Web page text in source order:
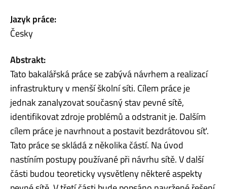
Jazyk práce:
Česky
Abstrakt:
Tato bakalářská práce se zabývá návrhem a realizací
infrastruktury v menší školní síti. Cílem práce je
jednak zanalyzovat současný stav pevné sítě,
identifikovat zdroje problémů a odstranit je. Dalším
cílem práce je navrhnout a postavit bezdrátovou síť.
Tato práce se skládá z několika částí. Na úvod
nastíním postupy používané při návrhu sítě. V další
části budou teoreticky vysvětleny některé aspekty